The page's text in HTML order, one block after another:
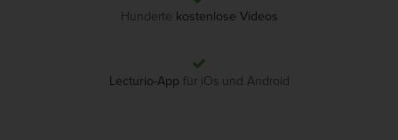
Hunderte kostenlose Videos
Lecturio-App für iOs und Android